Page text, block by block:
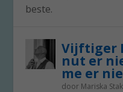
beste.
Vijftiger
nut er
me er
door Mariska